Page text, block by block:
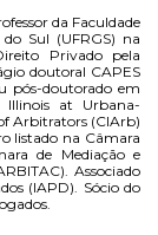
da Faculdade
Sul (UFRGS) na
Privado pela
doutoral CAPES
pós-doutorado em
at Urbana-
Arbitrators (CIArb)
listado na Câmara
de Mediação e
Associado
(IAPD). Sócio do